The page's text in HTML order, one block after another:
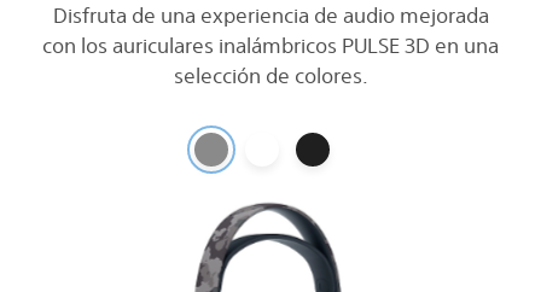
Disfruta de una experiencia de audio mejorada
con los auriculares inalámbricos PULSE 3D en una
selección de colores.